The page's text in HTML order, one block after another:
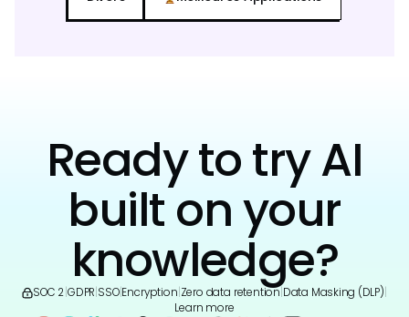
Ready to try AI
built on your
knowledge?
SOC 2 GDPR SSO|Encryption Zero data retention Data Masking (DLP)
Learn more